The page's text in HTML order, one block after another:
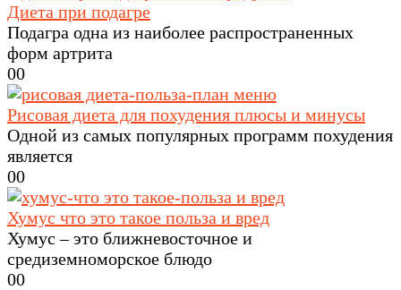
Диета при подагре
Подагра одна из наиболее распространенных
форм артрита
00
Рисовая диета для похудения плюсы и минусы
Одной из самых популярных программ похудения
является
00
Хумус что это такое польза и вред
Хумус – это ближневосточное и
средиземноморское блюдо
00